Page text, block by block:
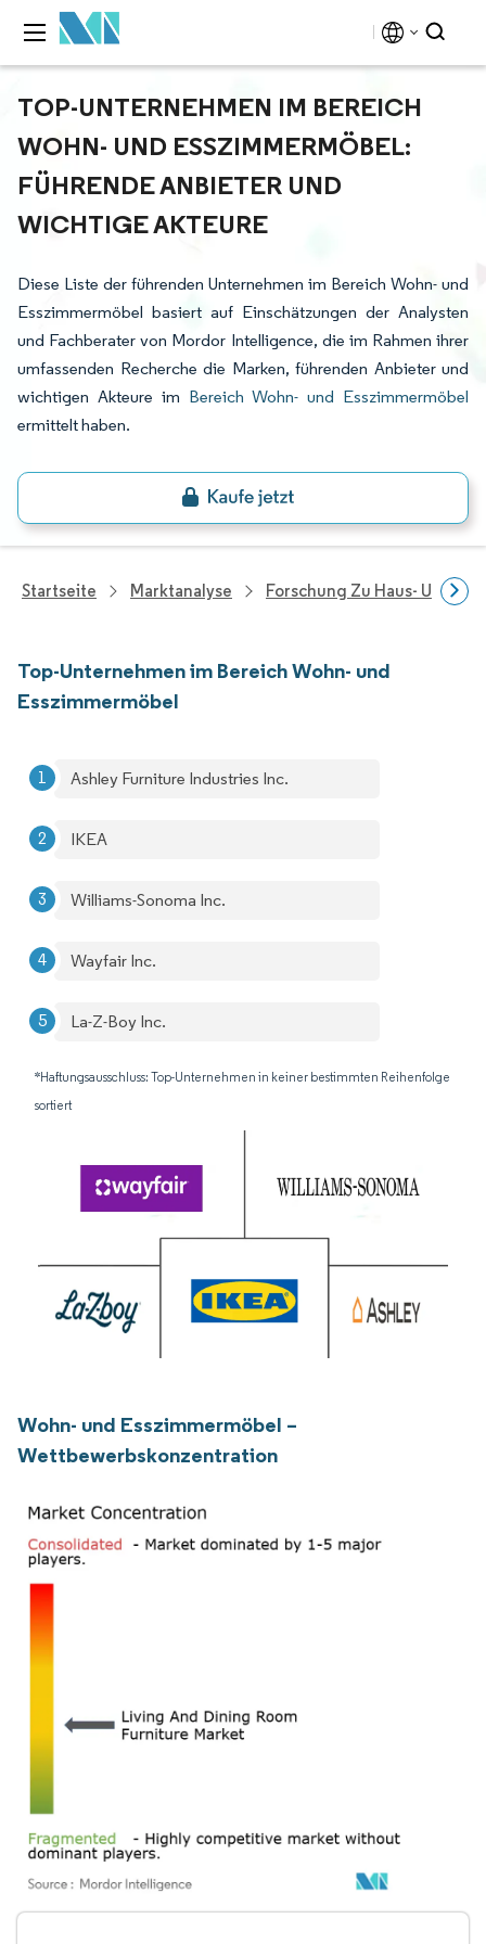
TOP-UNTERNEHMEN IM BEREICH
WOHN- UND ESSZIMMERMÖBEL:
FÜHRENDE ANBIETER UND
WICHTIGE AKTEURE
Diese Liste der führenden Unternehmen im Bereich Wohn- und
Esszimmermöbel basiert auf Einschätzungen der Analysten
und Fachberater von Mordor Intelligence, die im Rahmen ihrer
umfassenden Recherche die Marken, führenden Anbieter und
wichtigen Akteure im Bereich Wohn- und Esszimmermöbel
ermittelt haben.
Startseite Marktanalyse Forschung Zu Haus- Und
Top-Unternehmen im Bereich Wohn- und
Esszimmermöbel
Ashley Furniture Industries Inc.
IKEA
Williams-Sonoma Inc.
Wayfair Inc.
La-Z-Boy Inc.
*Haftungsausschluss: Top-Unternehmen in keiner bestimmten Reihenfolge
sortiert
Wohn- und Esszimmermöbel –
Wettbewerbskonzentration